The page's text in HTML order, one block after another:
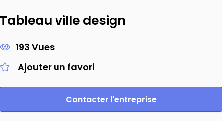
Tableau ville design
193 Vues
Ajouter un favori
Contacter l'entreprise